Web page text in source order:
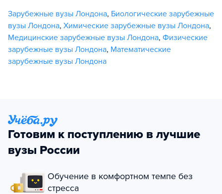
Зарубежные вузы Лондона, Биологические зарубежные
вузы Лондона, Химические зарубежные вузы Лондона,
Медицинские зарубежные вузы Лондона, Физические
зарубежные вузы Лондона, Математические
зарубежные вузы Лондона
Готовим к поступлению в лучшие
вузы России
Обучение в комфортном темпе без
стресса